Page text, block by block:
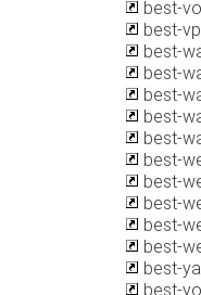
best-
best-
best-
best-
best-
best-
best-
best-
best-
best-
best-
best-
best-
best-